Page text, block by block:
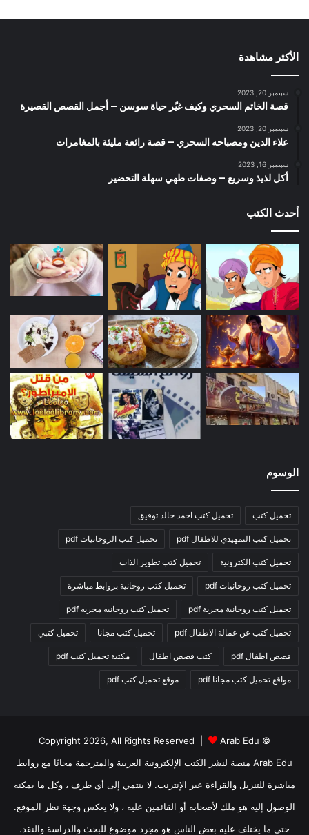
الأكثر مشاهدة
سبتمبر 20, 2023
قصة الخاتم السحري وكيف غيّر حياة سوسن – أجمل القصص القصيرة
سبتمبر 20, 2023
علاء الدين ومصباحه السحري – قصة رائعة مليئة بالمغامرات
سبتمبر 16, 2023
أكل لذيذ وسريع – وصفات طهي سهلة التحضير
أحدث الكتب
الوسوم
تحميل كتب تحميل كتب احمد خالد توفيق
تحميل كتب التمهيدي للاطفال pdf تحميل كتب الروحانيات pdf
تحميل كتب الكترونية تحميل كتب تطوير الذات
تحميل كتب روحانيات pdf تحميل كتب روحانية بروابط مباشرة
تحميل كتب روحانية مجربة pdf تحميل كتب روحانيه مجربه pdf
تحميل كتب عن عمالة الاطفال pdf تحميل كتب مجانا تحميل كتبي
قصص اطفال pdf كتب قصص اطفال مكتبة تحميل كتب pdf
مواقع تحميل كتب مجانا pdf موقع تحميل كتب pdf
© Copyright 2026, All Rights Reserved |
Arab Edu
Arab Edu منصة لنشر الكتب الإلكترونية العربية والمترجمة مجانًا مع روابط
مباشرة للتنزيل والقراءة عبر الإنترنت. لا ينتمي إلى أي طرف ، وكل ما يمكنه
الوصول إليه هو ملك لأصحابه أو القائمين عليه ، ولا يعكس وجهة نظر الموقع.
حتى ما يختلف عليه بعض الناس هو مجرد موضوع للبحث والدراسة والنقد.